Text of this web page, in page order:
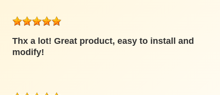
Thx a lot! Great product, easy to install and
modify!